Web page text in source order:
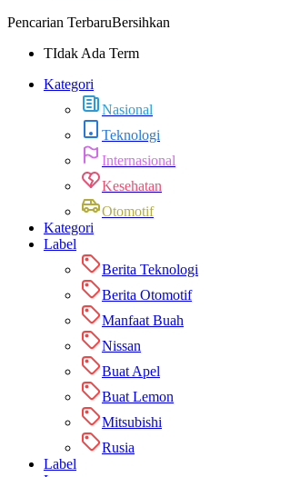
Pencarian TerbaruBersihkan
TIdak Ada Term
Kategori
Nasional
Teknologi
Internasional
Kesehatan
Otomotif
Kategori
Label
Berita Teknologi
Berita Otomotif
Manfaat Buah
Nissan
Buat Apel
Buat Lemon
Mitsubishi
Rusia
Label